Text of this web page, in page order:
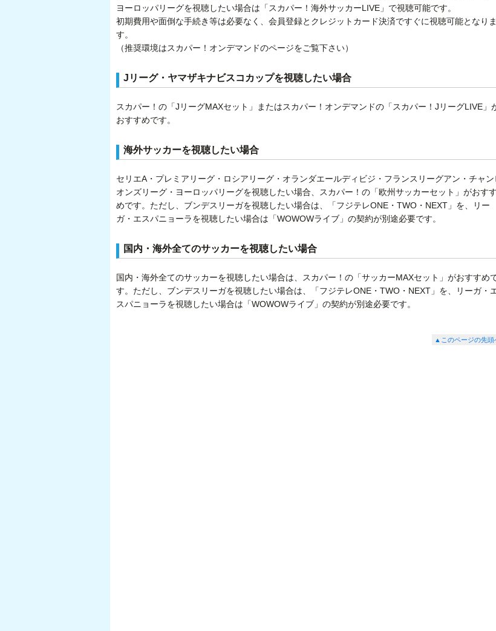
ヨーロッパリーグを視聴したい場合は「スカパー！海外サッカーLIVE」で視聴可能です。
初期費用や面倒な手続き等は必要なく、会員登録とクレジットカード決済ですぐに視聴可能となりま
す。
（推奨環境はスカパー！オンデマンドのページをご覧下さい）
Jリーグ・ヤマザキナビスコカップを視聴したい場合
スカパー！の「JリーグMAXセット」またはスカパー！オンデマンドの「スカパー！JリーグLIVE」
おすすめです。
海外サッカーを視聴したい場合
セリエA・プレミアリーグ・ロシアリーグ・オランダエールディビジ・フランスリーグアン・チャン
オンズリーグ・ヨーロッパリーグを視聴したい場合、スカパー！の「欧州サッカーセット」がおすす
めです。ただし、ブンデスリーガを視聴したい場合は、「フジテレONE・TWO・NEXT」を、リー
ガ・エスパニョーラを視聴したい場合は「WOWOWライブ」の契約が別途必要です。
国内・海外全てのサッカーを視聴したい場合
国内・海外全てのサッカーを視聴したい場合は、スカパー！の「サッカーMAXセット」がおすすめ
す。ただし、ブンデスリーガを視聴したい場合は、「フジテレONE・TWO・NEXT」を、リーガ・
スパニョーラを視聴したい場合は「WOWOWライブ」の契約が別途必要です。
▲このページの先頭